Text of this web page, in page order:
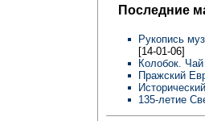
Последние
Рукопись
[14-01-06]
Колобок.
Пражский
135-летие